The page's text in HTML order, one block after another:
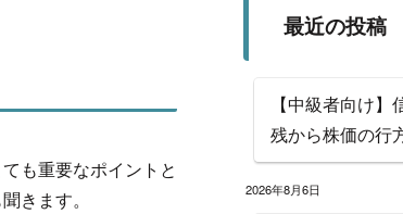
も重要なポイントと
きます。
最近の投稿
【中級者向け
残から株価の行
2026年8月6日